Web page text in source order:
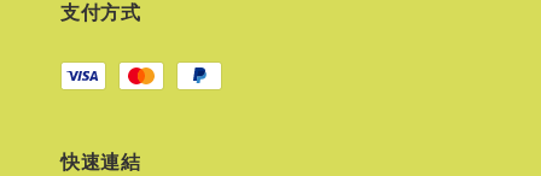
支付方式
快速連結